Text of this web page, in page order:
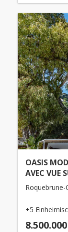
OASIS
AVEC VUE
+5